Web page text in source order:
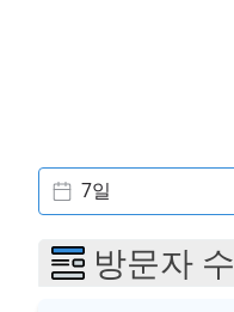
7일
방문자 수